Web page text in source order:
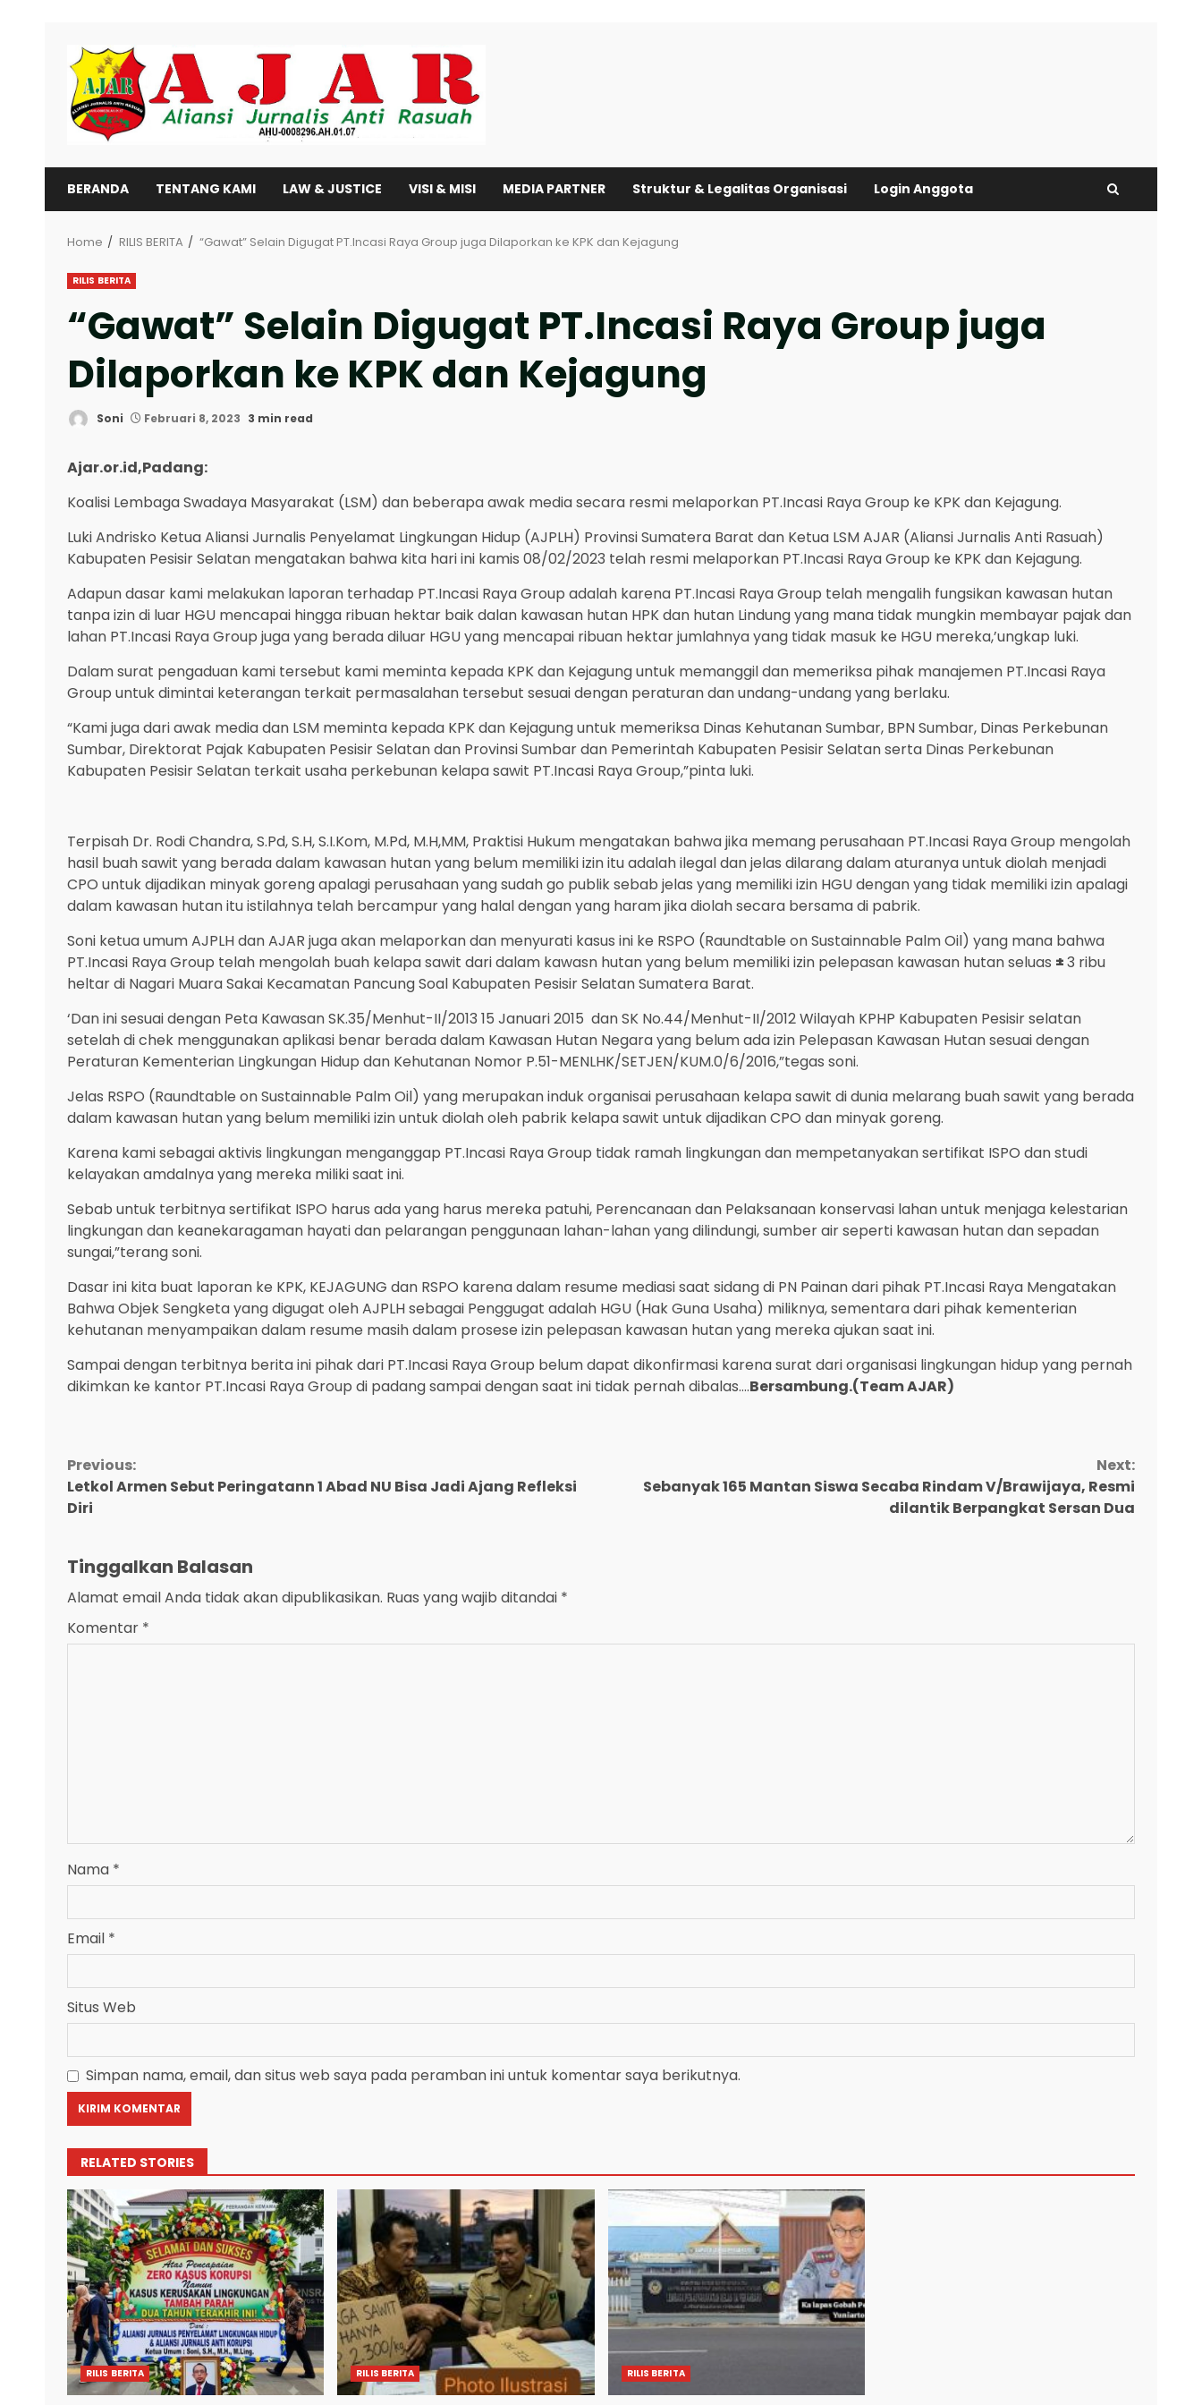
content
BERANDA TENTANG KAMI LAW & JUSTICE VISI & MISI MEDIA PARTNER Struktur & Legalitas Organisasi Login Anggota
Home RILIS BERITA “Gawat” Selain Digugat PT.Incasi Raya Group juga Dilaporkan ke KPK dan Kejagung
RILIS BERITA
“Gawat” Selain Digugat PT.Incasi Raya Group juga
Dilaporkan ke KPK dan Kejagung
Soni Februari 8, 2023 3 min read
Ajar.or.id,Padang:
Koalisi Lembaga Swadaya Masyarakat (LSM) dan beberapa awak media secara resmi melaporkan PT.Incasi Raya Group ke KPK dan Kejagung.
Luki Andrisko Ketua Aliansi Jurnalis Penyelamat Lingkungan Hidup (AJPLH) Provinsi Sumatera Barat dan Ketua LSM AJAR (Aliansi Jurnalis Anti Rasuah)
Kabupaten Pesisir Selatan mengatakan bahwa kita hari ini kamis 08/02/2023 telah resmi melaporkan PT.Incasi Raya Group ke KPK dan Kejagung.
Adapun dasar kami melakukan laporan terhadap PT.Incasi Raya Group adalah karena PT.Incasi Raya Group telah mengalih fungsikan kawasan hutan
tanpa izin di luar HGU mencapai hingga ribuan hektar baik dalan kawasan hutan HPK dan hutan Lindung yang mana tidak mungkin membayar pajak dan
lahan PT.Incasi Raya Group juga yang berada diluar HGU yang mencapai ribuan hektar jumlahnya yang tidak masuk ke HGU mereka,’ungkap luki.
Dalam surat pengaduan kami tersebut kami meminta kepada KPK dan Kejagung untuk memanggil dan memeriksa pihak manajemen PT.Incasi Raya
Group untuk dimintai keterangan terkait permasalahan tersebut sesuai dengan peraturan dan undang-undang yang berlaku.
“Kami juga dari awak media dan LSM meminta kepada KPK dan Kejagung untuk memeriksa Dinas Kehutanan Sumbar, BPN Sumbar, Dinas Perkebunan
Sumbar, Direktorat Pajak Kabupaten Pesisir Selatan dan Provinsi Sumbar dan Pemerintah Kabupaten Pesisir Selatan serta Dinas Perkebunan
Kabupaten Pesisir Selatan terkait usaha perkebunan kelapa sawit PT.Incasi Raya Group,”pinta luki.
Terpisah Dr. Rodi Chandra, S.Pd, S.H, S.I.Kom, M.Pd, M.H,MM, Praktisi Hukum mengatakan bahwa jika memang perusahaan PT.Incasi Raya Group mengolah
hasil buah sawit yang berada dalam kawasan hutan yang belum memiliki izin itu adalah ilegal dan jelas dilarang dalam aturanya untuk diolah menjadi
CPO untuk dijadikan minyak goreng apalagi perusahaan yang sudah go publik sebab jelas yang memiliki izin HGU dengan yang tidak memiliki izin apalagi
dalam kawasan hutan itu istilahnya telah bercampur yang halal dengan yang haram jika diolah secara bersama di pabrik.
Soni ketua umum AJPLH dan AJAR juga akan melaporkan dan menyurati kasus ini ke RSPO (Raundtable on Sustainnable Palm Oil) yang mana bahwa
PT.Incasi Raya Group telah mengolah buah kelapa sawit dari dalam kawasn hutan yang belum memiliki izin pelepasan kawasan hutan seluas ±3 ribu
heltar di Nagari Muara Sakai Kecamatan Pancung Soal Kabupaten Pesisir Selatan Sumatera Barat.
‘Dan ini sesuai dengan Peta Kawasan SK.35/Menhut-II/2013 15 Januari 2015 dan SK No.44/Menhut-II/2012 Wilayah KPHP Kabupaten Pesisir selatan
setelah di chek menggunakan aplikasi benar berada dalam Kawasan Hutan Negara yang belum ada izin Pelepasan Kawasan Hutan sesuai dengan
Peraturan Kementerian Lingkungan Hidup dan Kehutanan Nomor P.51-MENLHK/SETJEN/KUM.0/6/2016,”tegas soni.
Jelas RSPO (Raundtable on Sustainnable Palm Oil) yang merupakan induk organisai perusahaan kelapa sawit di dunia melarang buah sawit yang berada
dalam kawasan hutan yang belum memiliki izin untuk diolah oleh pabrik kelapa sawit untuk dijadikan CPO dan minyak goreng.
Karena kami sebagai aktivis lingkungan menganggap PT.Incasi Raya Group tidak ramah lingkungan dan mempetanyakan sertifikat ISPO dan studi
kelayakan amdalnya yang mereka miliki saat ini.
Sebab untuk terbitnya sertifikat ISPO harus ada yang harus mereka patuhi, Perencanaan dan Pelaksanaan konservasi lahan untuk menjaga kelestarian
lingkungan dan keanekaragaman hayati dan pelarangan penggunaan lahan-lahan yang dilindungi, sumber air seperti kawasan hutan dan sepadan
sungai,”terang soni.
Dasar ini kita buat laporan ke KPK, KEJAGUNG dan RSPO karena dalam resume mediasi saat sidang di PN Painan dari pihak PT.Incasi Raya Mengatakan
Bahwa Objek Sengketa yang digugat oleh AJPLH sebagai Penggugat adalah HGU (Hak Guna Usaha) miliknya, sementara dari pihak kementerian
kehutanan menyampaikan dalam resume masih dalam prosese izin pelepasan kawasan hutan yang mereka ajukan saat ini.
Sampai dengan terbitnya berita ini pihak dari PT.Incasi Raya Group belum dapat dikonfirmasi karena surat dari organisasi lingkungan hidup yang pernah
dikimkan ke kantor PT.Incasi Raya Group di padang sampai dengan saat ini tidak pernah dibalas….Bersambung.(Team AJAR)
Continue
Reading
Previous:
Letkol Armen Sebut Peringatann 1 Abad NU Bisa Jadi Ajang Refleksi
Diri
Next:
Sebanyak 165 Mantan Siswa Secaba Rindam V/Brawijaya, Resmi
dilantik Berpangkat Sersan Dua
Tinggalkan Balasan
Alamat email Anda tidak akan dipublikasikan. Ruas yang wajib ditandai *
Komentar *
Nama *
Email *
Situs Web
Simpan nama, email, dan situs web saya pada peramban ini untuk komentar saya berikutnya.
RELATED STORIES
RILIS BERITA RILIS BERITA RILIS BERITA